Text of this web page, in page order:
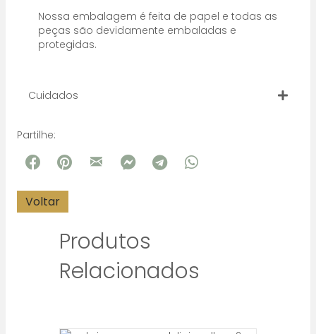
Nossa embalagem é feita de papel e todas as
peças são devidamente embaladas e
protegidas.
Cuidados
Partilhe:
Produtos
Relacionados